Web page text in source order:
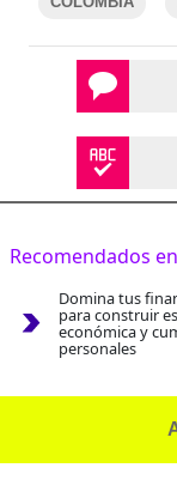
Recomendados en
Domina tus
para construir
económica y
personales